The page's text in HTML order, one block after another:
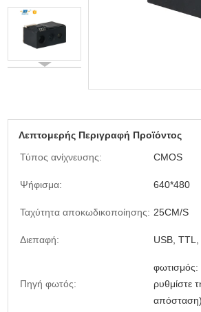
Λεπτομερής Περιγραφή Προϊόντος
Τύπος ανίχνευσης:
CMOS
Ψήφισμα: 640*480
Ταχύτητα αποκωδικοποίησης: 25CM/S
Διεπαφή: USB,
Πηγή φωτός:
ρυθμίστε